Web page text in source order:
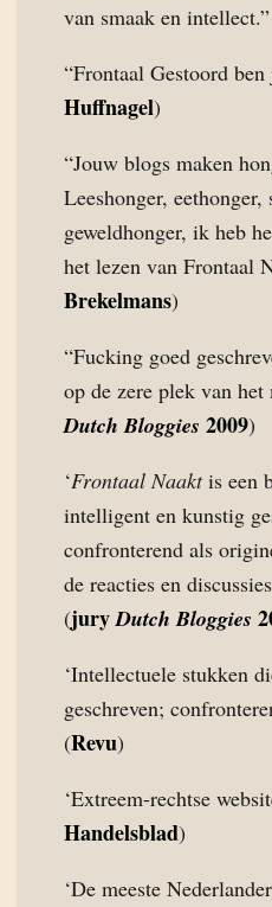
van smaak en
“Frontaal Gestoord
Huffnagel)
“Jouw blogs maken
Leeshonger, eethonger,
geweldhonger, ik heb
het lezen van Frontaal
Brekelmans)
“Fucking goed
op de zere plek van
Dutch Bloggies 2009)
‘Frontaal Naaktis een
intelligent en kunstig
confronterend als
de reacties en
(juryDutch Bloggies
‘Intellectuele stukken
geschreven;
(Revu)
‘Extreem-rechtse
Handelsblad)
‘De meeste